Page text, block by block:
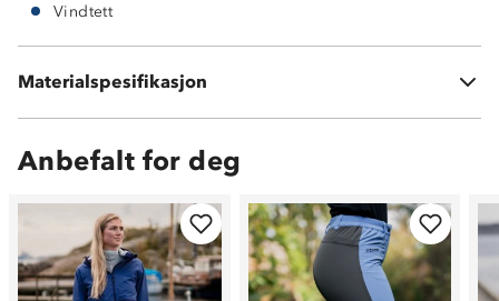
Vindtett
Materialspesifikasjon
100 % polyester
Anbefalt for deg